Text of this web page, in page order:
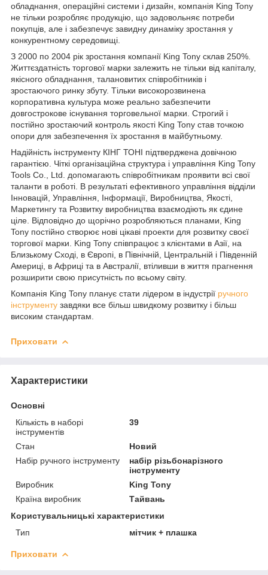
обладнання, операційні системи і дизайн, компанія King Tony
не тільки розробляє продукцію, що задовольняє потреби
покупців, але і забезпечує завидну динаміку зростання у
конкурентному середовищі.
З 2000 по 2004 рік зростання компанії King Tony склав 250%.
Життєздатність торгової марки залежить не тільки від капіталу,
якісного обладнання, талановитих співробітників і
зростаючого ринку збуту. Тільки високорозвинена
корпоративна культура може реально забезпечити
довгострокове існування торговельної марки. Строгий і
постійно зростаючий контроль якості King Tony став точкою
опори для забезпечення їх зростання в майбутньому.
Надійність інструменту КІНГ ТОНІ підтверджена довічною
гарантією. Чіткі організаційна структура і управління King Tony
Tools Co., Ltd. допомагають співробітникам проявити всі свої
таланти в роботі. В результаті ефективного управління відділи
Інновацій, Управління, Інформації, Виробництва, Якості,
Маркетингу та Розвитку виробництва взаємодіють як єдине
ціле. Відповідно до щорічно розробляються планами, King
Tony постійно створює нові цікаві проекти для розвитку своєї
торгової марки. King Tony співпрацює з клієнтами в Азії, на
Близькому Сході, в Європі, в Північній, Центральній і Південній
Америці, в Африці та в Австралії, втіливши в життя прагнення
розширити свою присутність по всьому світу.
Компанія King Tony планує стати лідером в індустрії ручного
інструменту завдяки все більш швидкому розвитку і більш
високим стандартам.
Приховати
Характеристики
Основні
Кількість в наборі
інструментів
39
Стан
Новий
Набір ручного інструменту
набір різьбонарізного
інструменту
Виробник
King Tony
Країна виробник
Тайвань
Користувальницькі характеристики
Тип
мітчик + плашка
Приховати